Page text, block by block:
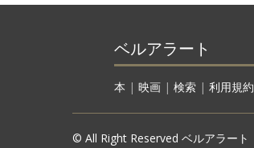
ゲ
シ
ョ
ン
ベルアラート
本 | 映画| 検索| 利用規約
© All Right Reserved ベルアラート